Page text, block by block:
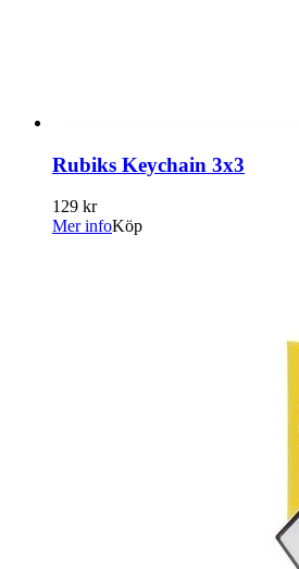
Rubiks Keychain 3x3
129 kr
Mer infoKöp